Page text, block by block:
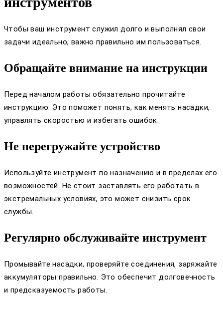
Чтобы ваш инструмент служил долго и выполнял свои
задачи идеально, важно правильно им пользоваться.
Обращайте внимание на инструкции
Перед началом работы обязательно прочитайте
инструкцию. Это поможет понять, как менять насадки,
управлять скоростью и избегать ошибок.
Не перегружайте устройство
Используйте инструмент по назначению и в пределах его
возможностей. Не стоит заставлять его работать в
экстремальных условиях, это может снизить срок
службы.
Регулярно обслуживайте инструмент
Промывайте насадки, проверяйте соединения, заряжайте
аккумуляторы правильно. Это обеспечит долговечность
и предсказуемость работы.